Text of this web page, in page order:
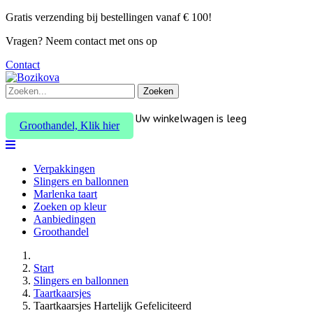
Gratis verzending bij bestellingen vanaf € 100!
Vragen? Neem contact met ons op
Contact
Zoeken
Groothandel, Klik hier
Uw winkelwagen is leeg
Verpakkingen
Slingers en ballonnen
Marlenka taart
Zoeken op kleur
Aanbiedingen
Groothandel
Start
Slingers en ballonnen
Taartkaarsjes
Taartkaarsjes Hartelijk Gefeliciteerd